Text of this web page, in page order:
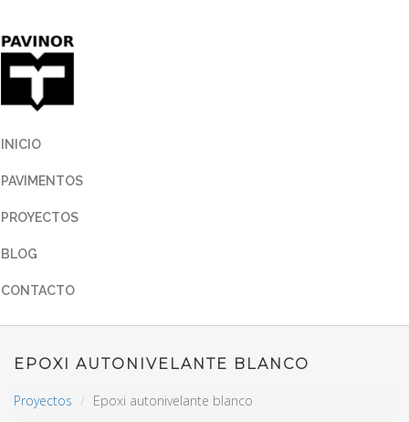
INICIO
PAVIMENTOS
PROYECTOS
BLOG
CONTACTO
EPOXI AUTONIVELANTE BLANCO
Proyectos Epoxi autonivelante blanco